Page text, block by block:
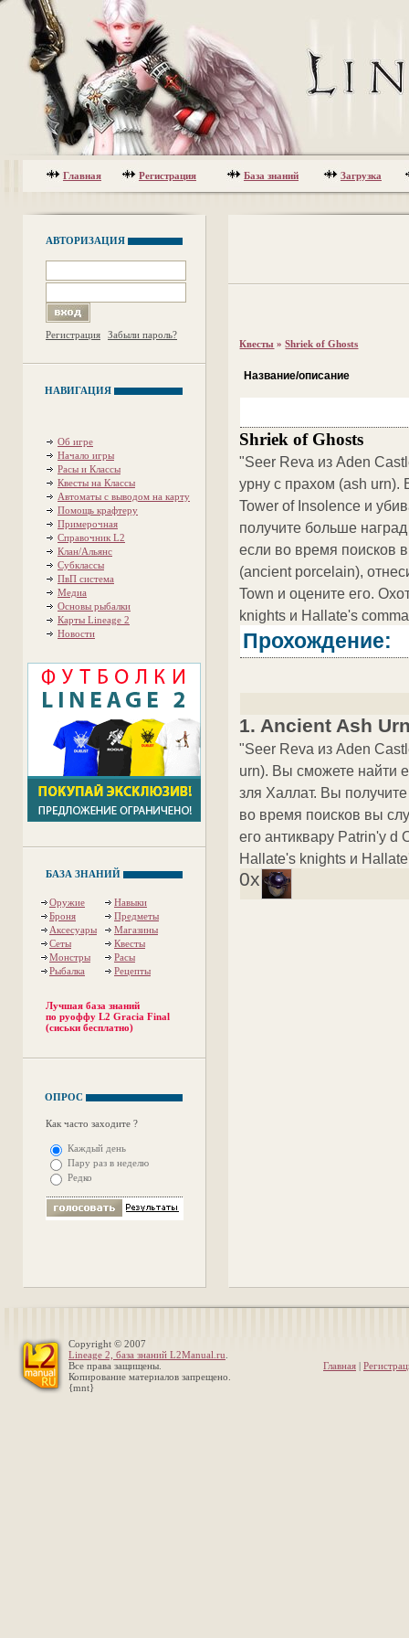
Главная Регистрация База знаний Загрузка
АВТОРИЗАЦИЯ
Регистрация Забыли пароль?
НАВИГАЦИЯ
Об игре
Начало игры
Расы и Классы
Квесты на Классы
Автоматы с выводом на карту
Помощь крафтеру
Примерочная
Справочник L2
Клан/Альянс
Субклассы
ПвП система
Медиа
Основы рыбалки
Карты Lineage 2
Новости
БАЗА ЗНАНИЙ
Оружие
Навыки
Броня
Предметы
Аксесуары
Магазины
Сеты
Квесты
Монстры
Расы
Рыбалка
Рецепты
Лучшая база знаний
по руоффу L2 Gracia Final
(сиськи бесплатно)
ОПРОС
Как часто заходите ?
Каждый день
Пару раз в неделю
Редко
Квесты »Shriek of Ghosts
Название/описание
Shriek of Ghosts
"Seer Reva из Aden
урну с прахом (ash urn).
Tower of Insolence и
получите больше
если во время поисков
(ancient porcelain),
Town и оцените его.
knights и Hallate's
Прохождение:
1. Ancient Ash
"Seer Reva из Aden
urn). Вы сможете найти
зля Халлат. Вы
во время поисков вы
его антиквару Patrin'y d
Hallate's knights и
0x
Copyright © 2007
Lineage 2, база знаний L2Manual.ru
Все права защищены.
Копирование материалов запрещено.
{mnt}
Главная |